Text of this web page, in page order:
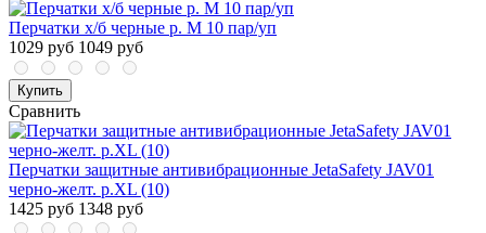
Перчатки х/б черные р. М 10 пар/уп
1029 руб 1049 руб
Купить
Сравнить
Перчатки защитные антивибрационные JetaSafety JAV01
черно-желт. р.XL (10)
1425 руб 1348 руб